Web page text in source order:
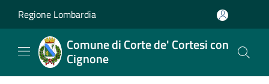
Regione Lombardia
Comune di Corte de' Cortesi con
Cignone